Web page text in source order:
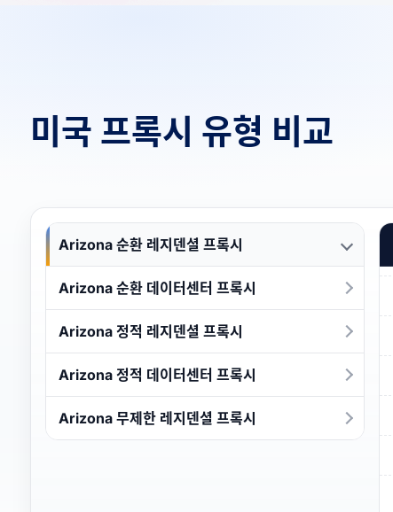
미국 프록시 유형 비교
Arizona 순환 레지덴셜 프록시
Arizona 순환 데이터센터 프록시
Arizona 정적 레지덴셜 프록시
Arizona 정적 데이터센터 프록시
Arizona 무제한 레지덴셜 프록시